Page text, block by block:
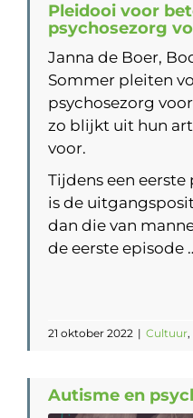
Pleidooi voor
psychosezorg
Janna de Boer,
Sommer pleiten
psychosezorg
zo blijkt uit hun
voor.
Tijdens een
is de
dan die van
de eerste episode
21 oktober 2022 | Cultuur,
Autisme en